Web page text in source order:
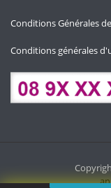
Conditions Générales
Conditions générales